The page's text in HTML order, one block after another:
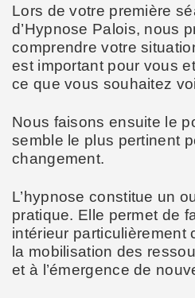
Lors de votre première
d’Hypnose Palois, nous
comprendre votre
est important pour vous
ce que vous souhaitez
Nous faisons ensuite le
semble le plus pertinent
changement.
L’hypnose constitue un
pratique. Elle permet de
intérieur particulièrement
la mobilisation des
et à l’émergence de